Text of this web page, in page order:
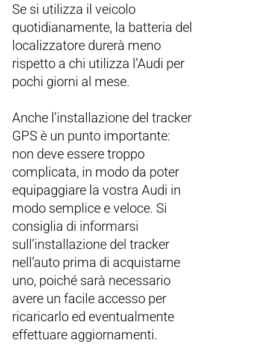
Se si utilizza il veicolo
quotidianamente, la batteria del
localizzatore durerà meno
rispetto a chi utilizza l’Audi per
pochi giorni al mese.
Anche l’installazione del tracker
GPS è un punto importante:
non deve essere troppo
complicata, in modo da poter
equipaggiare la vostra Audi in
modo semplice e veloce. Si
consiglia di informarsi
sull’installazione del tracker
nell’auto prima di acquistarne
uno, poiché sarà necessario
avere un facile accesso per
ricaricarlo ed eventualmente
effettuare aggiornamenti.